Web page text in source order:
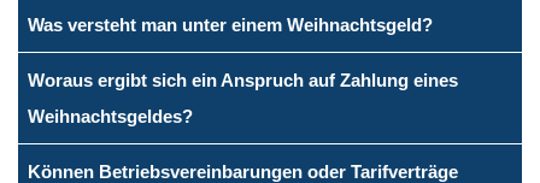
Was versteht man unter einem Weihnachtsgeld?
Woraus ergibt sich ein Anspruch auf Zahlung eines
Weihnachtsgeldes?
Können Betriebsvereinbarungen oder Tarifverträge